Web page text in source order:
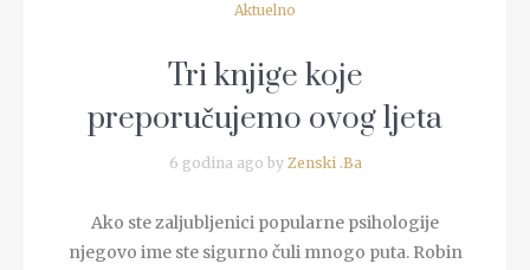
Aktuelno
Tri knjige koje
preporučujemo ovog ljeta
6 godina ago by Zenski .Ba
Ako ste zaljubljenici popularne psihologije
njegovo ime ste sigurno čuli mnogo puta. Robin